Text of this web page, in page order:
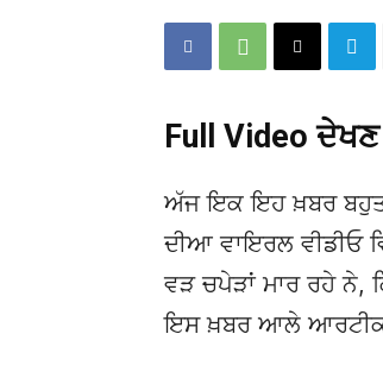
Full Video
ਅੱਜ ਇਕ ਇਹ ਖ਼ਬਰ ਬਹੁਤ
ਦੀਆ ਵਾਇਰਲ
ਵੜ ਚਪੇੜਾਂ ਮਾਰ ਰਹੇ ਨੇ,
ਇਸ ਖ਼ਬਰ ਆਲੇ